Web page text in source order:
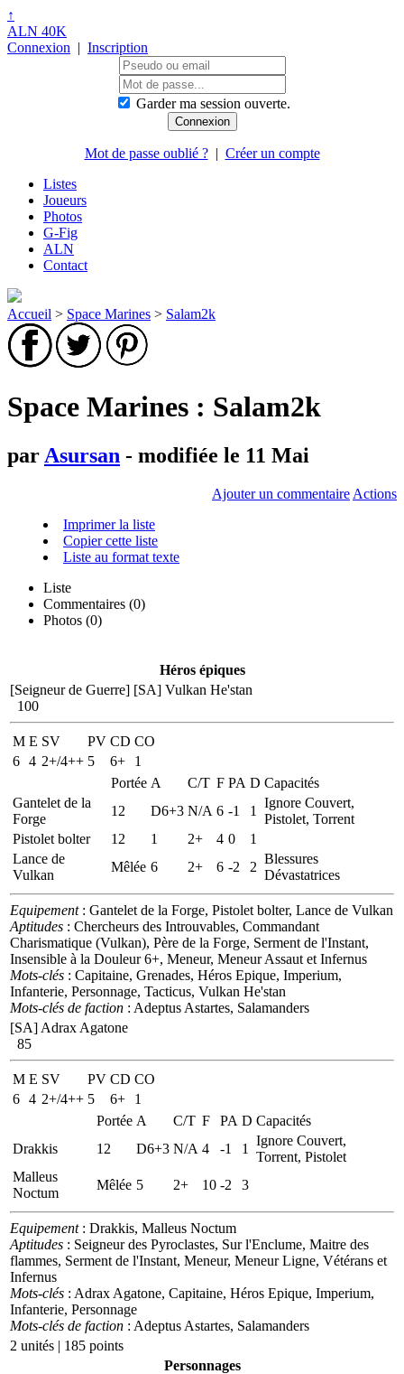
↑
ALN 40K
Connexion | Inscription
Garder ma session ouverte.
Mot de passe oublié ?| Créer un compte
Listes
Joueurs
Photos
G-Fig
ALN
Contact
Accueil > Space Marines > Salam2k
Space Marines : Salam2k
par Asursan - modifiée le 11 Mai
Ajouter un commentaire Actions
Imprimer la liste
Copier cette liste
Liste au format texte
Liste
Commentaires (0)
Photos (0)
Héros épiques
[Seigneur de Guerre] [SA] Vulkan He'stan
100
M E SV PV CD CO
6 4 2+/4++ 5 6+
1
Portée A C/T F PA D Capacités
Gantelet de la
Forge
12 D6+3 N/A 6 -1 1
Ignore Couvert,
Pistolet, Torrent
Pistolet bolter
12 1 2+ 4 0
1
Lance de
Vulkan
Mêlée 6 2+ 6 -2 2
Blessures
Dévastatrices
Equipement: Gantelet de la Forge, Pistolet bolter, Lance de Vulkan
Aptitudes : Chercheurs des Introuvables, Commandant
Charismatique (Vulkan), Père de la Forge, Serment de l'Instant,
Insensible à la Douleur 6+, Meneur, Meneur Assaut et Infernus
Mots-clés : Capitaine, Grenades, Héros Epique, Imperium,
Infanterie, Personnage, Tacticus, Vulkan He'stan
Mots-clés de faction : Adeptus Astartes, Salamanders
[SA] Adrax Agatone
85
M E SV PV CD CO
6 4 2+/4++ 5 6+
1
Portée A C/T F PA D Capacités
Drakkis
12 D6+3 N/A 4 -1 1
Ignore Couvert,
Torrent, Pistolet
Malleus
Noctum
Mêlée 5 2+ 10 -2 3
Equipement: Drakkis, Malleus Noctum
Aptitudes : Seigneur des Pyroclastes, Sur l'Enclume, Maitre des
flammes, Serment de l'Instant, Meneur, Meneur Ligne, Vétérans et
Infernus
Mots-clés : Adrax Agatone, Capitaine, Héros Epique, Imperium,
Infanterie, Personnage
Mots-clés de faction : Adeptus Astartes, Salamanders
2 unités | 185 points
Personnages